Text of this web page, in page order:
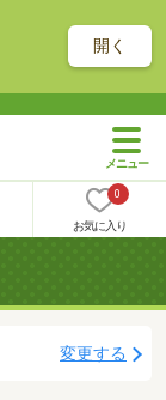
開く
0
お気に入り
変更する